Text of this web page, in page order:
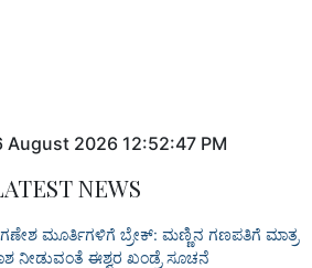
August 2026 12:52:47 PM
NEWS
ಗಣೇಶ ಮೂರ್ತಿಗಳಿಗೆ ಬ್ರೇಕ್: ಮಣ್ಣಿನ ಗಣಪತಿಗೆ ಮಾತ್ರ
ನೀಡುವಂತೆ ಈಶ್ವರ ಖಂಡ್ರೆ ಸೂಚನೆ